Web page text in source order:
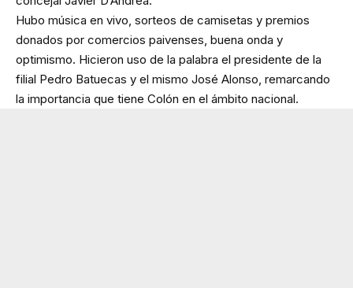
Hubo música en vivo, sorteos de camisetas y premios
donados por comercios paivenses, buena onda y
optimismo. Hicieron uso de la palabra el presidente de la
filial Pedro Batuecas y el mismo José Alonso, remarcando
la importancia que tiene Colón en el ámbito nacional.